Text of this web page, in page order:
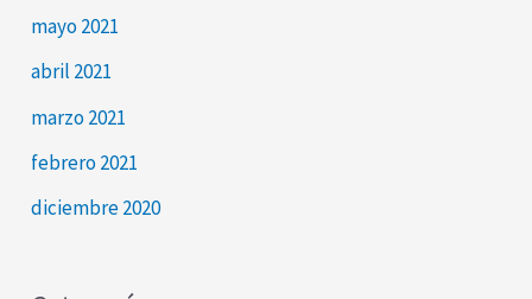
mayo 2021
abril 2021
marzo 2021
febrero 2021
diciembre 2020